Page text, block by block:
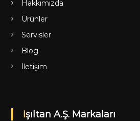
Hakkımızda
Ürünler
Servisler
Blog
İletişim
Işıltan A.Ş. Markaları